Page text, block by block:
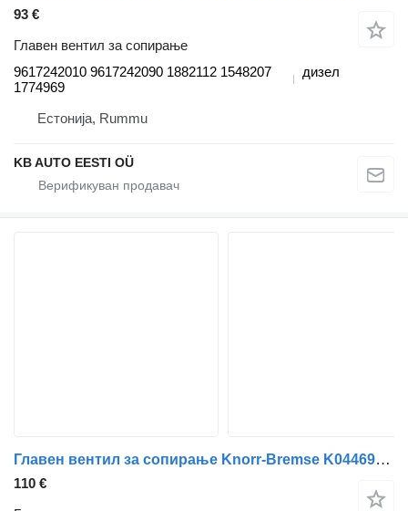
93 €
Главен вентил за сопирање
9617242010 9617242090 1882112 1548207
1774969
дизел
Естонија, Rummu
KB AUTO EESTI OÜ
Главен вентил за сопирање Knorr-Bremse K044696 K000087 за камион Scania P,G,R,T-series (2004-2017)
110 €